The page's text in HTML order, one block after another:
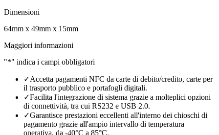
Dimensioni
64mm x 49mm x 15mm
Maggiori informazioni
"*" indica i campi obbligatori
✓Accetta pagamenti NFC da carte di debito/credito, carte per
il trasporto pubblico e portafogli digitali.
✓Facilita l'integrazione di sistema grazie a molteplici opzioni
di connettività, tra cui RS232 e USB 2.0.
✓Garantisce prestazioni eccellenti all'interno dei chioschi di
pagamento grazie all'ampio intervallo di temperatura
operativa, da -40°C a 85°C.